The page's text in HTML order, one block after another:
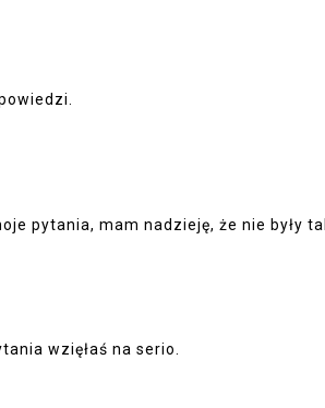
pytania, mam nadzieję, że nie były
wzięłaś na serio.